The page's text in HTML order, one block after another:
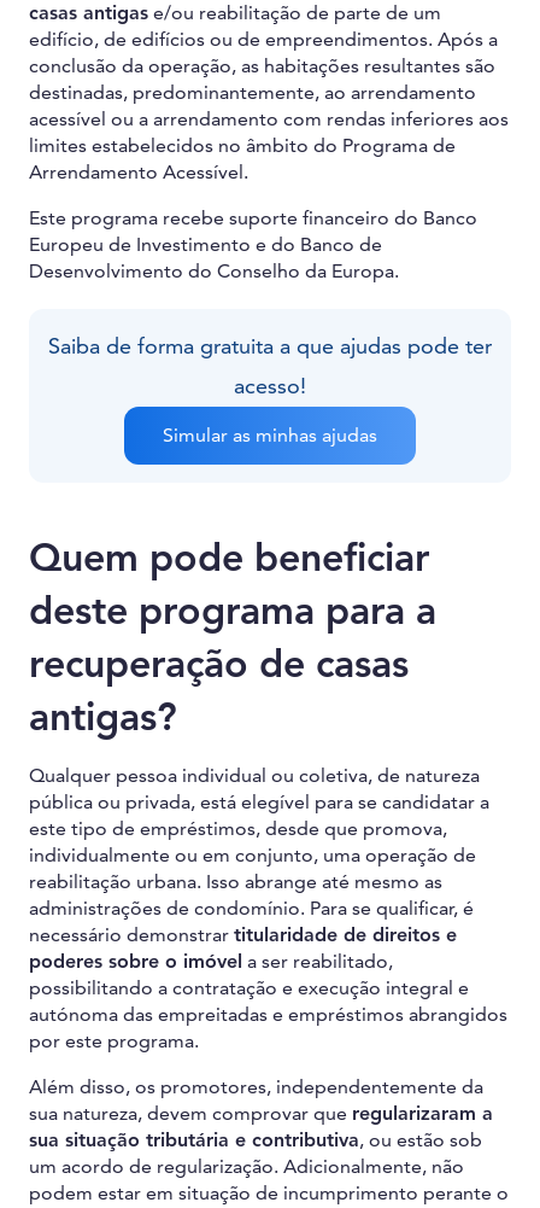
casas antigas e/ou reabilitação de parte de um
edifício, de edifícios ou de empreendimentos. Após a
conclusão da operação, as habitações resultantes são
destinadas, predominantemente, ao arrendamento
acessível ou a arrendamento com rendas inferiores aos
limites estabelecidos no âmbito do Programa de
Arrendamento Acessível.
Este programa recebe suporte financeiro do Banco
Europeu de Investimento e do Banco de
Desenvolvimento do Conselho da Europa.
Saiba de forma gratuita a que ajudas pode ter
acesso!
Simular as minhas ajudas
Quem pode beneficiar
deste programa para a
recuperação de casas
antigas?
Qualquer pessoa individual ou coletiva, de natureza
pública ou privada, está elegível para se candidatar a
este tipo de empréstimos, desde que promova,
individualmente ou em conjunto, uma operação de
reabilitação urbana. Isso abrange até mesmo as
administrações de condomínio. Para se qualificar, é
necessário demonstrar titularidade de direitos e
poderes sobre o imóvel a ser reabilitado,
possibilitando a contratação e execução integral e
autónoma das empreitadas e empréstimos abrangidos
por este programa.
Além disso, os promotores, independentemente da
sua natureza, devem comprovar que regularizaram a
sua situação tributária e contributiva, ou estão sob
um acordo de regularização. Adicionalmente, não
podem estar em situação de incumprimento perante o